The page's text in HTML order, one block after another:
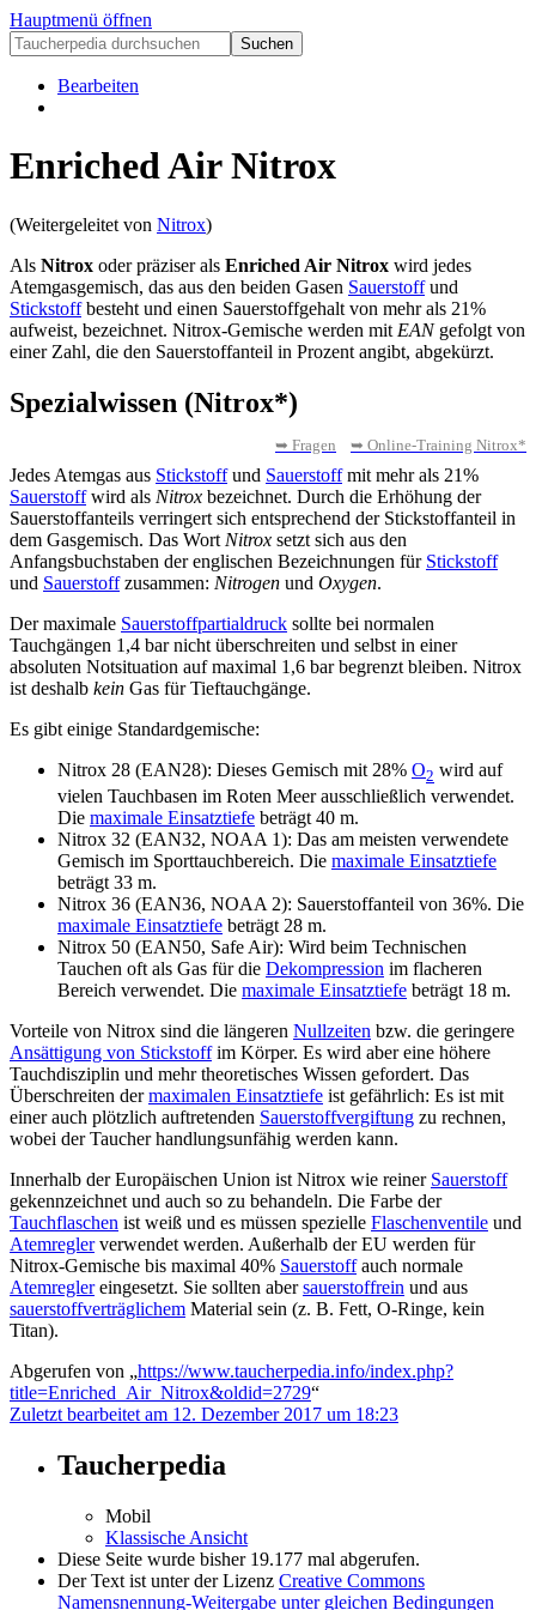
Hauptmenü öffnen
Bearbeiten
Enriched Air Nitrox
(Weitergeleitet von Nitrox)
Als Nitrox oder präziser als Enriched Air Nitrox wird jedes
Atemgasgemisch, das aus den beiden Gasen Sauerstoffund
Stickstoffbesteht und einen Sauerstoffgehalt von mehr als 21%
aufweist, bezeichnet. Nitrox-Gemische werden mit EANgefolgt von
einer Zahl, die den Sauerstoffanteil in Prozent angibt, abgekürzt.
Spezialwissen (Nitrox*)
➥ Fragen ➥ Online-Training Nitrox*
Jedes Atemgas aus Stickstoffund Sauerstoffmit mehr als 21%
Sauerstoffwird als Nitrox bezeichnet. Durch die Erhöhung der
Sauerstoffanteils verringert sich entsprechend der Stickstoffanteil in
dem Gasgemisch. Das Wort Nitrox setzt sich aus den
Anfangsbuchstaben der englischen Bezeichnungen für Stickstoff
und Sauerstoffzusammen: Nitrogen und Oxygen.
Der maximale Sauerstoffpartialdruck sollte bei normalen
Tauchgängen 1,4 bar nicht überschreiten und selbst in einer
absoluten Notsituation auf maximal 1,6 bar begrenzt bleiben. Nitrox
ist deshalb kein Gas für Tieftauchgänge.
Es gibt einige Standardgemische:
Nitrox 28 (EAN28): Dieses Gemisch mit 28% O2 wird auf
vielen Tauchbasen im Roten Meer ausschließlich verwendet.
Die maximale Einsatztiefe beträgt 40 m.
Nitrox 32 (EAN32, NOAA 1): Das am meisten verwendete
Gemisch im Sporttauchbereich. Die maximale Einsatztiefe
beträgt 33 m.
Nitrox 36 (EAN36, NOAA 2): Sauerstoffanteil von 36%. Die
maximale Einsatztiefe beträgt 28 m.
Nitrox 50 (EAN50, Safe Air): Wird beim Technischen
Tauchen oft als Gas für die Dekompression im flacheren
Bereich verwendet. Die maximale Einsatztiefe beträgt 18 m.
Vorteile von Nitrox sind die längeren Nullzeiten bzw. die geringere
Ansättigung von Stickstoffim Körper. Es wird aber eine höhere
Tauchdisziplin und mehr theoretisches Wissen gefordert. Das
Überschreiten dermaximalen Einsatztiefe ist gefährlich: Es ist mit
einer auch plötzlich auftretenden Sauerstoffvergiftung zu rechnen,
wobei der Taucher handlungsunfähig werden kann.
Innerhalb der Europäischen Union ist Nitrox wie reiner Sauerstoff
gekennzeichnet und auch so zu behandeln. Die Farbe der
Tauchflaschen ist weiß und es müssen spezielle Flaschenventile und
Atemreglerverwendet werden. Außerhalb der EU werden für
Nitrox-Gemische bis maximal 40% Sauerstoffauch normale
Atemreglereingesetzt. Sie sollten abersauerstoffrein und aus
sauerstoffverträglichem Material sein (z. B. Fett, O-Ringe, kein
Titan).
Abgerufen von „https://www.taucherpedia.info/index.php?
title=Enriched_Air_Nitrox&oldid=2729“
Zuletzt bearbeitet am 12. Dezember 2017 um 18:23
Taucherpedia
Mobil
Klassische Ansicht
Diese Seite wurde bisher 19.177 mal abgerufen.
Der Text ist unter der Lizenz Creative Commons
Namensnennung-Weitergabe unter gleichen Bedingungen